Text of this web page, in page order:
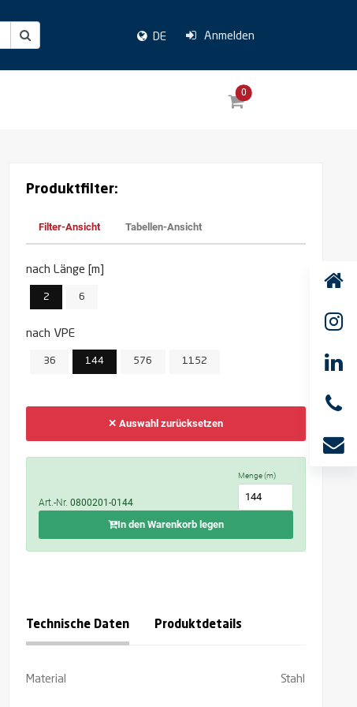
DE Anmelden
0
Produktfilter:
Filter-Ansicht Tabellen-Ansicht
nach Länge [m]
2 6
nach VPE
36 144 576 1152
✕ Auswahl zurücksetzen
Art.-Nr.0800201-0144
Menge (m)
In den Warenkorb legen
Technische Daten Produktdetails
Material Stahl